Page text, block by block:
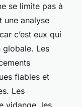
se limite pas à
une analyse
c’est eux qui
globale. Les
fiables et
Les
vidange, les